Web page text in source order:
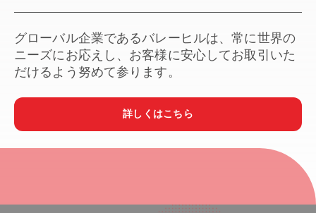
グローバル企業であるバレーヒルは、常に世界の
ニーズにお応えし、お客様に安心してお取引いた
だけるよう努めて参ります。
詳しくはこちら